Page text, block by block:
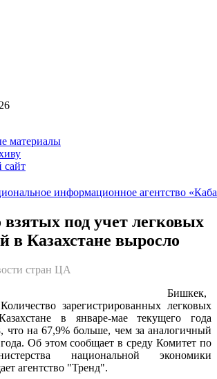
материалы
сайт
взятых под учет легковых
в Казахстане выросло
стран ЦА
Бишкек,
зарегистрированных легковых
в январе-мае текущего года
что на 67,9% больше, чем за аналогичный
Об этом сообщает в среду Комитет по
национальной экономики
агентство "Тренд".